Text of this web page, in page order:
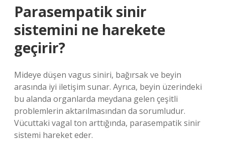
Parasempatik sinir
sistemini ne harekete
geçirir?
Mideye düşen vagus siniri, bağırsak ve beyin
arasında iyi iletişim sunar. Ayrıca, beyin üzerindeki
bu alanda organlarda meydana gelen çeşitli
problemlerin aktarılmasından da sorumludur.
Vücuttaki vagal ton arttığında, parasempatik sinir
sistemi hareket eder.